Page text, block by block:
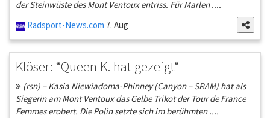
der Steinwüste des Mont Ventoux entriss. Für Marlen ....
Radsport-News.com 7. Aug
Klöser: “Queen K. hat gezeigt“
(rsn) – Kasia Niewiadoma-Phinney (Canyon – SRAM) hat als
Siegerin am Mont Ventoux das Gelbe Trikot der Tour de France
Femmes erobert. Die Polin setzte sich im berühmten ....